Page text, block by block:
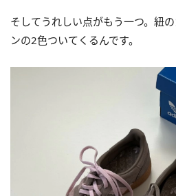
そしてうれしい点がもう一つ。紐
ンの2色ついてくるんです。